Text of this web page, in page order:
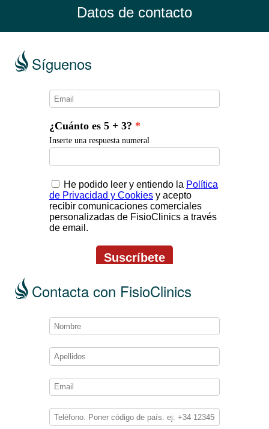
Datos de contacto
Síguenos
Contacta con FisioClinics